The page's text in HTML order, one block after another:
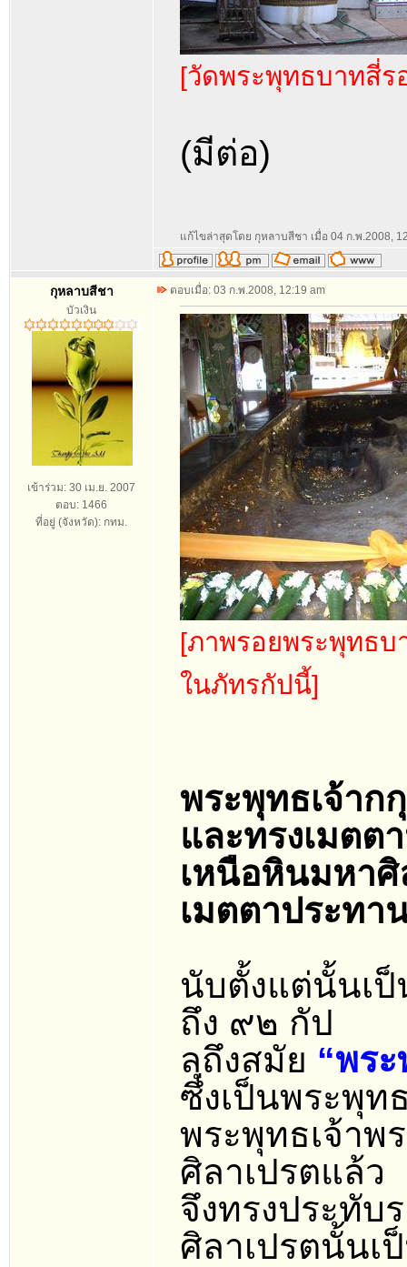
[วัดพระพุทธบาทสี่ร
(มีต่อ)
แก้ไขล่าสุดโดย กุหลาบสีชา เมื่อ 04 ก.พ.2008,
กุหลาบสีชา
บัวเงิน
เข้าร่วม: 30 เม.ย. 2007
ตอบ: 1466
ที่อยู่ (จังหวัด): กทม.
ตอบเมื่อ: 03 ก.พ.2008, 12:19 am
[ภาพรอยพระพุทธบ
ในภัทรกัปนี้]
พระพุทธเจ้าก
และทรงเมตต
เหนือหินมหาศิ
เมตตาประทา
นับตั้งแต่นั้นเป็
ถึง ๙๒ กัป
ลุถึงสมัย “พร
ซึ่งเป็นพระพุท
พระพุทธเจ้าพ
ศิลาเปรตแล้ว
จึงทรงประทับ
ศิลาเปรตนั้นเ